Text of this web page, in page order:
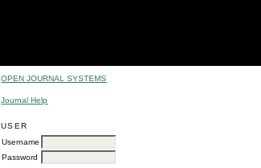
OPEN JOURNAL SYSTEMS
Journal Help
USER
Username
Password